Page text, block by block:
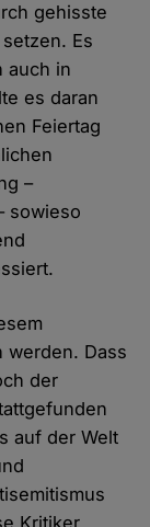
gehisste
Es
auch in
es daran
Feiertag
–
sowieso
werden. Dass
der
auf der Welt